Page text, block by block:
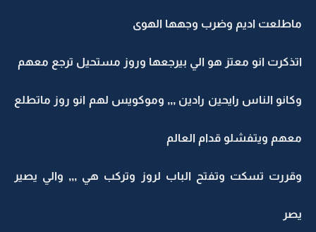
ماطلعت اديم وضرب وجهها الهوى
اتذكرت انو معتز هو الي بيرجعها وروز مستحيل ترجع معهم
وكانو الناس رايحين رادين ,,, وموكويس لهم انو روز ماتطلع
معهم ويتفشلو قدام العالم
وقررت تسكت وتفتح الباب لروز وتركب هي ,,, والي يصير
يصر